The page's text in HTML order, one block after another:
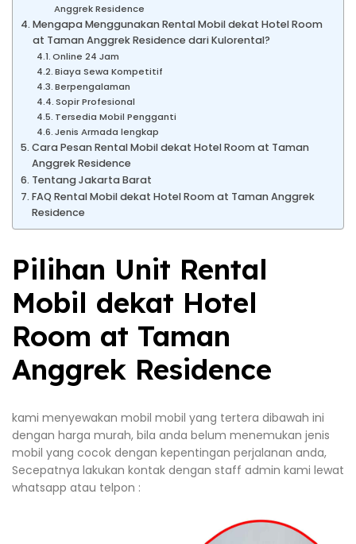
Anggrek Residence
Mengapa Menggunakan Rental Mobil dekat Hotel Room
at Taman Anggrek Residence dari Kulorental?
Online 24 Jam
Biaya Sewa Kompetitif
Berpengalaman
Sopir Profesional
Tersedia Mobil Pengganti
Jenis Armada lengkap
Cara Pesan Rental Mobil dekat Hotel Room at Taman
Anggrek Residence
Tentang Jakarta Barat
FAQ Rental Mobil dekat Hotel Room at Taman Anggrek
Residence
Pilihan Unit Rental
Mobil dekat Hotel
Room at Taman
Anggrek Residence
kami menyewakan mobil mobil yang tertera dibawah ini
dengan harga murah, bila anda belum menemukan jenis
mobil yang cocok dengan kepentingan perjalanan anda,
Secepatnya lakukan kontak dengan staff admin kami lewat
whatsapp atau telpon :